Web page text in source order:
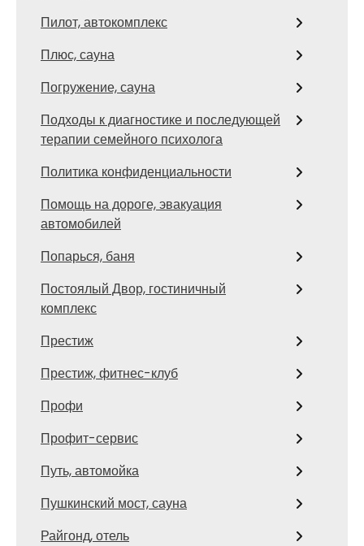
Пилот, автокомплекс
Плюс, сауна
Погружение, сауна
Подходы к диагностике и последующей
терапии семейного психолога
Политика конфиденциальности
Помощь на дороге, эвакуация
автомобилей
Попарься, баня
Постоялый Двор, гостиничный
комплекс
Престиж
Престиж, фитнес-клуб
Профи
Профит-сервис
Путь, автомойка
Пушкинский мост, сауна
Райгонд, отель